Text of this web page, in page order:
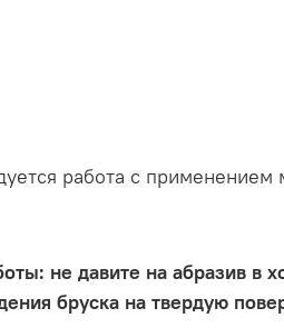
работа с применением
не давите на абразив в
бруска на твердую